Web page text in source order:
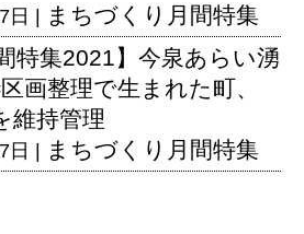
日 | まちづくり月間特集
特集2021】今泉あらい湧
画整理で生まれた町、
維持管理
日 | まちづくり月間特集